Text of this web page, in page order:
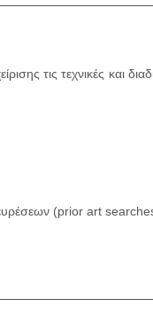
τις τεχνικές και
(prior art